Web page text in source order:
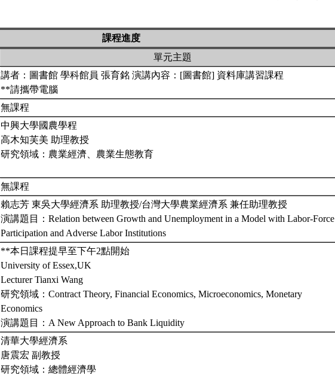
課程進度
單元主題
講者：圖書館 學科館員 張育銘 演講內容：[圖書館] 資料庫講習課程
**請攜帶電腦
無課程
中興大學國農學程
高木知芙美 助理教授
研究領域：農業經濟、農業生態教育
無課程
賴志芳 東吳大學經濟系 助理教授/台灣大學農業經濟系 兼任助理教授
演講題目：Relation between Growth and Unemployment in a Model with Labor-Force
Participation and Adverse Labor Institutions
**本日課程提早至下午2點開始
University of Essex,UK
Lecturer Tianxi Wang
研究領域：Contract Theory, Financial Economics, Microeconomics, Monetary
Economics
演講題目：A New Approach to Bank Liquidity
清華大學經濟系
唐震宏 副教授
研究領域：總體經濟學